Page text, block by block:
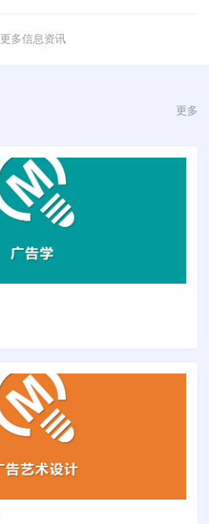
更多信息资讯
更多